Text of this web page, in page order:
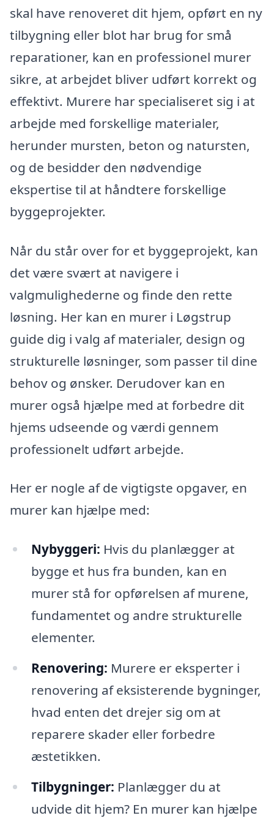
skal have renoveret dit hjem, opført en ny
tilbygning eller blot har brug for små
reparationer, kan en professionel murer
sikre, at arbejdet bliver udført korrekt og
effektivt. Murere har specialiseret sig i at
arbejde med forskellige materialer,
herunder mursten, beton og natursten,
og de besidder den nødvendige
ekspertise til at håndtere forskellige
byggeprojekter.
Når du står over for et byggeprojekt, kan
det være svært at navigere i
valgmulighederne og finde den rette
løsning. Her kan en murer i Løgstrup
guide dig i valg af materialer, design og
strukturelle løsninger, som passer til dine
behov og ønsker. Derudover kan en
murer også hjælpe med at forbedre dit
hjems udseende og værdi gennem
professionelt udført arbejde.
Her er nogle af de vigtigste opgaver, en
murer kan hjælpe med:
Nybyggeri: Hvis du planlægger at
bygge et hus fra bunden, kan en
murer stå for opførelsen af murene,
fundamentet og andre strukturelle
elementer.
Renovering: Murere er eksperter i
renovering af eksisterende bygninger,
hvad enten det drejer sig om at
reparere skader eller forbedre
æstetikken.
Tilbygninger: Planlægger du at
udvide dit hjem? En murer kan hjælpe